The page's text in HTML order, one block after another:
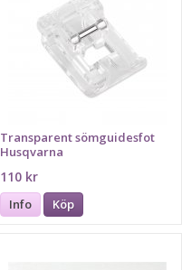
Transparent sömguidesfot
Husqvarna
110 kr
Info Köp